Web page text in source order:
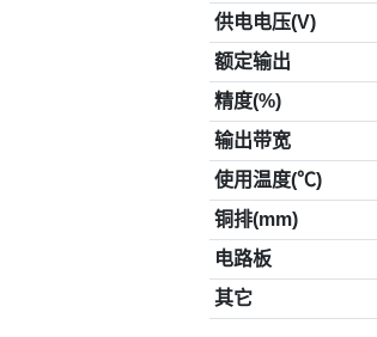
供电电压(V)
额定输出
精度(%)
输出带宽
使用温度(℃)
铜排(mm)
电路板
其它